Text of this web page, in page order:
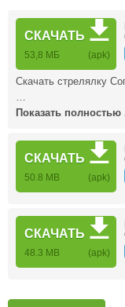
СКАЧАТЬ
53,8 МБ (apk)
Скачать стрелялку
…
Показать полностью
СКАЧАТЬ
50.8 MB (apk)
СКАЧАТЬ
48.3 MB (apk)